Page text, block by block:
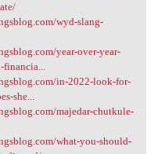
wyd-slang-
year-over-year-
in-2022-look-for-
she...
majedar-chutkule-
what-you-should-